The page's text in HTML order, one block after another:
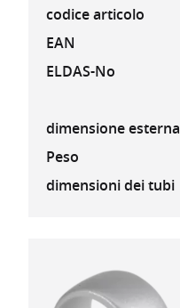
codice articolo
EAN
ELDAS-No
dimensione esterna
Peso
dimensioni dei tubi